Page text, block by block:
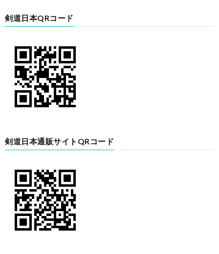
剣道日本QRコード
剣道日本通販サイトQRコード